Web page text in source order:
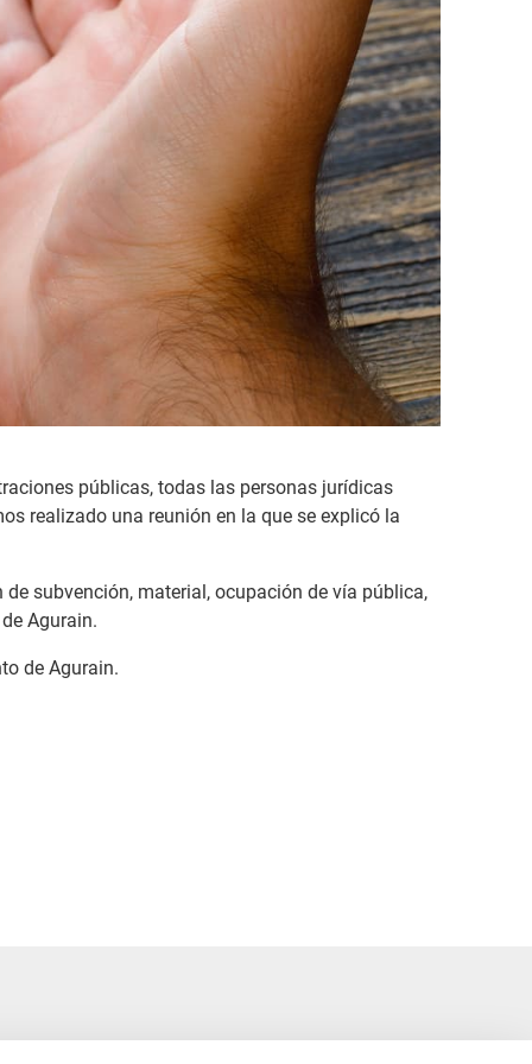
públicas, todas las personas jurídicas
realizado una reunión en la que se explicó la
subvención, material, ocupación de vía pública,
Agurain.
de Agurain.